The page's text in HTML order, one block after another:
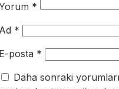
*
*
posta *
Daha sonraki